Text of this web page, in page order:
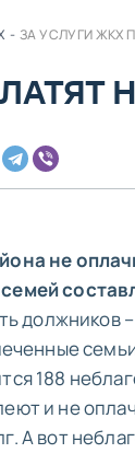
- ЗА УСЛУГИ ЖКХ
не
188
и не
А вот